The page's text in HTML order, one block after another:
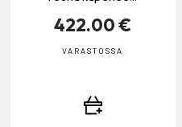
422.00 €
VARASTOSSA